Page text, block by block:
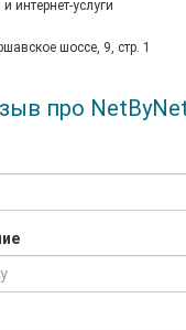
интернет-услуги
шоссе, 9, стр. 1
про